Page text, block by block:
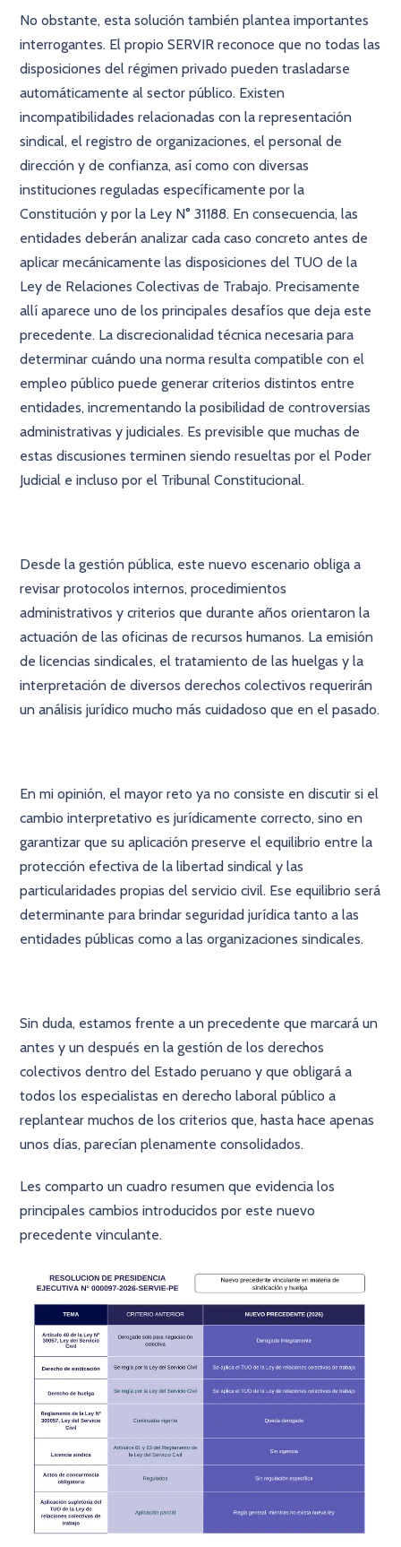
No obstante, esta solución también plantea importantes
interrogantes. El propio SERVIR reconoce que no todas las
disposiciones del régimen privado pueden trasladarse
automáticamente al sector público. Existen
incompatibilidades relacionadas con la representación
sindical, el registro de organizaciones, el personal de
dirección y de confianza, así como con diversas
instituciones reguladas específicamente por la
Constitución y por la Ley N° 31188. En consecuencia, las
entidades deberán analizar cada caso concreto antes de
aplicar mecánicamente las disposiciones del TUO de la
Ley de Relaciones Colectivas de Trabajo. Precisamente
allí aparece uno de los principales desafíos que deja este
precedente. La discrecionalidad técnica necesaria para
determinar cuándo una norma resulta compatible con el
empleo público puede generar criterios distintos entre
entidades, incrementando la posibilidad de controversias
administrativas y judiciales. Es previsible que muchas de
estas discusiones terminen siendo resueltas por el Poder
Judicial e incluso por el Tribunal Constitucional.
Desde la gestión pública, este nuevo escenario obliga a
revisar protocolos internos, procedimientos
administrativos y criterios que durante años orientaron la
actuación de las oficinas de recursos humanos. La emisión
de licencias sindicales, el tratamiento de las huelgas y la
interpretación de diversos derechos colectivos requerirán
un análisis jurídico mucho más cuidadoso que en el pasado.
En mi opinión, el mayor reto ya no consiste en discutir si el
cambio interpretativo es jurídicamente correcto, sino en
garantizar que su aplicación preserve el equilibrio entre la
protección efectiva de la libertad sindical y las
particularidades propias del servicio civil. Ese equilibrio será
determinante para brindar seguridad jurídica tanto a las
entidades públicas como a las organizaciones sindicales.
Sin duda, estamos frente a un precedente que marcará un
antes y un después en la gestión de los derechos
colectivos dentro del Estado peruano y que obligará a
todos los especialistas en derecho laboral público a
replantear muchos de los criterios que, hasta hace apenas
unos días, parecían plenamente consolidados.
Les comparto un cuadro resumen que evidencia los
principales cambios introducidos por este nuevo
precedente vinculante.